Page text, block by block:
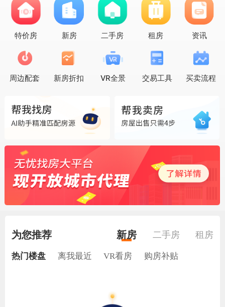
特价房 新房 二手房 租房 资讯
周边配套 新房折扣 VR全景 交易工具 买卖流程
为您推荐 新房 二手房 租房
热门楼盘 离我最近 VR看房 购房补贴